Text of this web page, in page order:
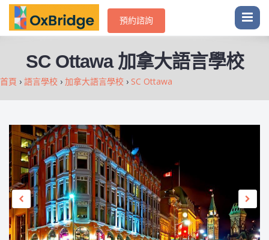
預約諮詢
SC Ottawa 加拿大語言學校
首頁 › 語言學校 › 加拿大語言學校 › SC Ottawa